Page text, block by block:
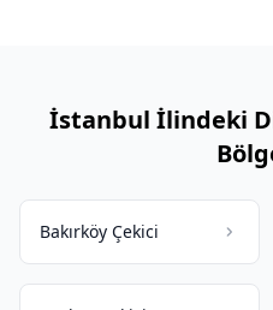
İstanbul İlindeki
Bakırköy Çekici